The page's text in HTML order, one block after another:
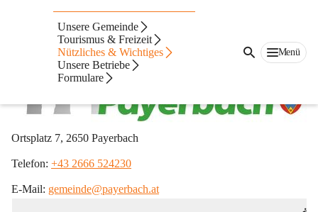
Unsere Gemeinde
Tourismus & Freizeit
Nützliches & Wichtiges
Unsere Betriebe
Formulare
Menü
Digitale Amtstafel
Ortsplatz 7, 2650 Payerbach
Telefon: +43 2666 524230
E-Mail: gemeinde@payerbach.at